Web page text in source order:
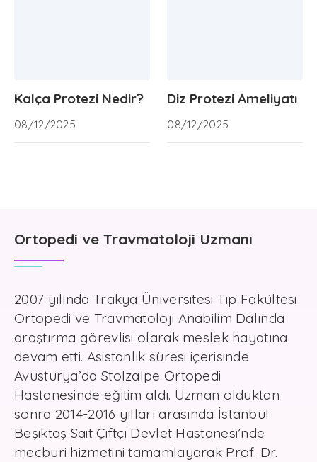
Kalça Protezi Nedir?
08/12/2025
Diz Protezi Ameliyatı
08/12/2025
Ortopedi ve Travmatoloji Uzmanı
2007 yılında Trakya Üniversitesi Tıp Fakültesi
Ortopedi ve Travmatoloji Anabilim Dalında
araştırma görevlisi olarak meslek hayatına
devam etti. Asistanlık süresi içerisinde
Avusturya’da Stolzalpe Ortopedi
Hastanesinde eğitim aldı. Uzman olduktan
sonra 2014-2016 yılları arasında İstanbul
Beşiktaş Sait Çiftçi Devlet Hastanesi’nde
mecburi hizmetini tamamlayarak Prof. Dr.